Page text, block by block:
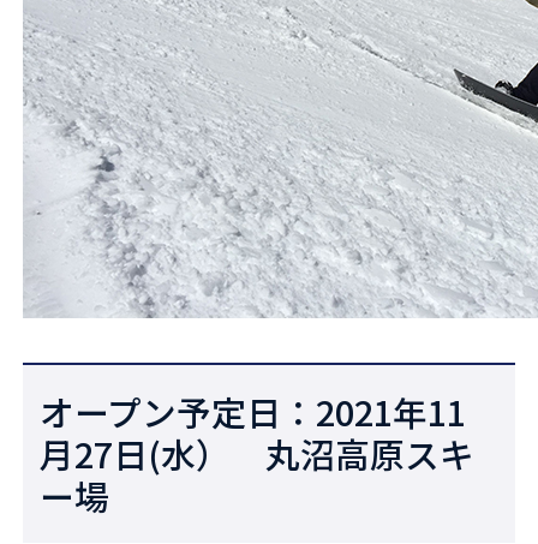
オープン予定日：2021年11
月27日(水） 丸沼高原スキ
ー場